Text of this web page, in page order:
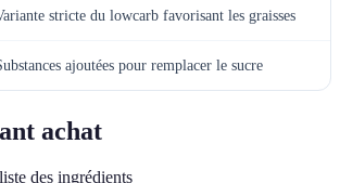
stricte du lowcarb favorisant les graisses
ajoutées pour remplacer le sucre
achat
des ingrédients